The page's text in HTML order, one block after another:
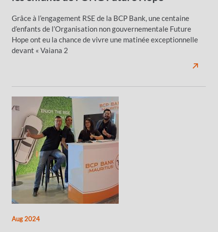
Grâce à l’engagement RSE de la BCP Bank, une centaine
d’enfants de l’Organisation non gouvernementale Future
Hope ont eu la chance de vivre une matinée exceptionnelle
devant « Vaiana 2
Aug 2024